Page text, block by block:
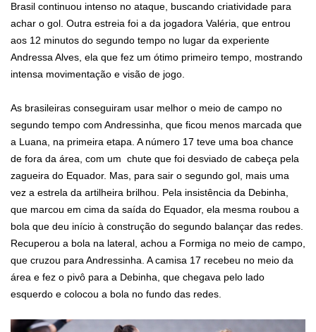
Brasil continuou intenso no ataque, buscando criatividade para
achar o gol. Outra estreia foi a da jogadora Valéria, que entrou
aos 12 minutos do segundo tempo no lugar da experiente
Andressa Alves, ela que fez um ótimo primeiro tempo, mostrando
intensa movimentação e visão de jogo.
As brasileiras conseguiram usar melhor o meio de campo no
segundo tempo com Andressinha, que ficou menos marcada que
a Luana, na primeira etapa. A número 17 teve uma boa chance
de fora da área, com um chute que foi desviado de cabeça pela
zagueira do Equador. Mas, para sair o segundo gol, mais uma
vez a estrela da artilheira brilhou. Pela insistência da Debinha,
que marcou em cima da saída do Equador, ela mesma roubou a
bola que deu início à construção do segundo balançar das redes.
Recuperou a bola na lateral, achou a Formiga no meio de campo,
que cruzou para Andressinha. A camisa 17 recebeu no meio da
área e fez o pivô para a Debinha, que chegava pelo lado
esquerdo e colocou a bola no fundo das redes.